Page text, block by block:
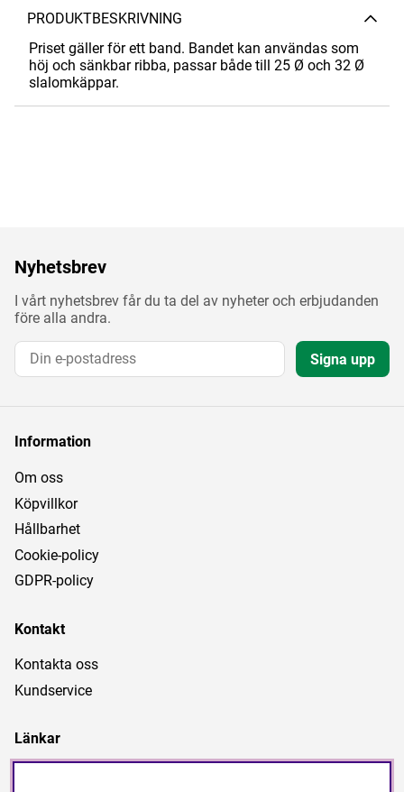
PRODUKTBESKRIVNING
Priset gäller för ett band. Bandet kan användas som
höj och sänkbar ribba, passar både till 25 Ø och 32 Ø
slalomkäppar.
Nyhetsbrev
I vårt nyhetsbrev får du ta del av nyheter och erbjudanden
före alla andra.
Signa upp
Information
Om oss
Köpvillkor
Hållbarhet
Cookie-policy
GDPR-policy
Kontakt
Kontakta oss
Kundservice
Länkar